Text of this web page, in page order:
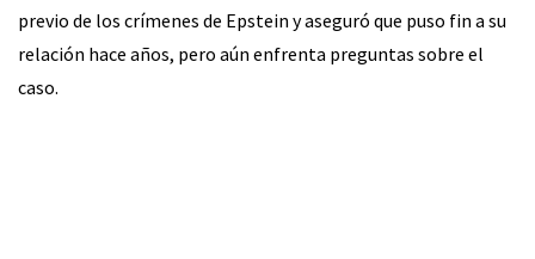
previo de los crímenes de Epstein y aseguró que puso fin a su
relación hace años, pero aún enfrenta preguntas sobre el
caso.